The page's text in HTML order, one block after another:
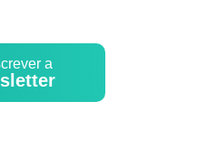
a